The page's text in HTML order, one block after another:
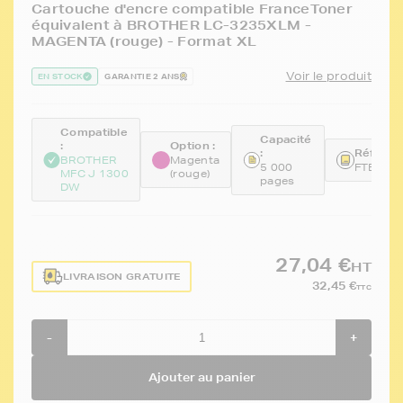
Cartouche d'encre compatible FranceToner
équivalent à BROTHER LC-3235XLM -
MAGENTA (rouge) - Format XL
EN STOCK GARANTIE 2 ANS Voir le produit
Compatible
:
BROTHER
MFC J 1300
DW
Option :
Magenta
(rouge)
Capacité
:
5 000
pages
LIVRAISON GRATUITE
27,04 €HT
32,45 €TTC
- +
Ajouter au panier